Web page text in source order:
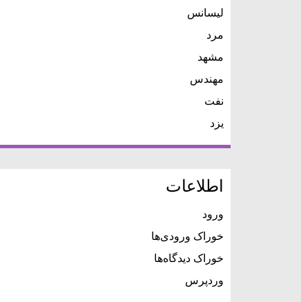
لیسانس
مرد
مشهد
مهندس
نفت
یزد
اطلاعات
ورود
خوراک ورودی‌ها
خوراک دیدگاه‌ها
وردپرس